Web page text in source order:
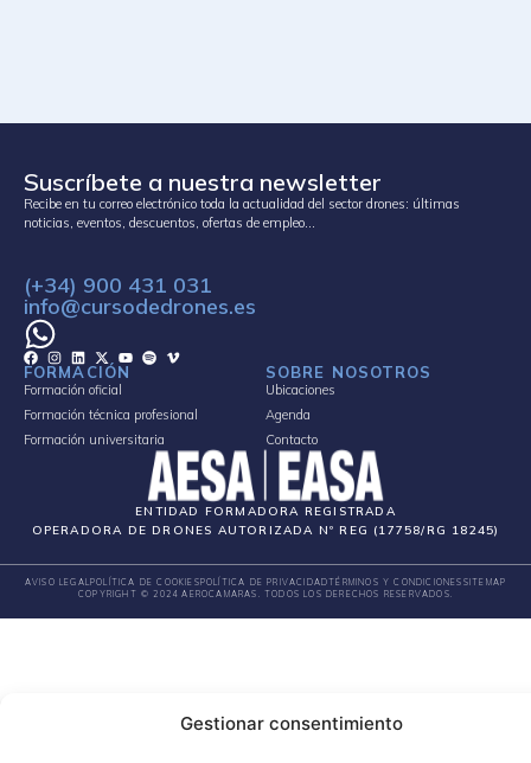
Gestionar consentimiento
Suscríbete a nuestra newsletter
Recibe en tu correo electrónico toda la actualidad del sector drones: últimas
noticias, eventos, descuentos, ofertas de empleo…
(+34) 900 431 031
info@cursodedrones.es
FORMACIÓN
Formación oficial
Formación técnica profesional
Formación universitaria
SOBRE NOSOTROS
Ubicaciones
Agenda
Contacto
ENTIDAD FORMADORA REGISTRADA
OPERADORA DE DRONES AUTORIZADA Nº REG (17758/RG 18245)
COPYRIGHT © 2024 AEROCAMARAS. TODOS LOS DERECHOS RESERVADOS.
AVISO LEGALPOLÍTICA DE COOKIESPOLÍTICA DE PRIVACIDADTÉRMINOS Y CONDICIONES SITEMAP